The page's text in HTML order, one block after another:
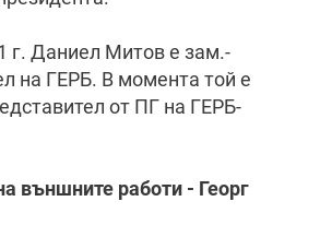
г. Даниел Митов е зам.-
на ГЕРБ. В момента той е
от ПГ на ГЕРБ-
външните работи - Георг